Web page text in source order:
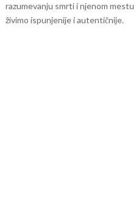
razumevanju smrti i njenom mestu
živimo ispunjenije i autentičnije.